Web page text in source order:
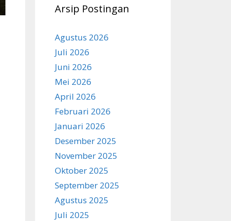
Arsip Postingan
Agustus 2026
Juli 2026
Juni 2026
Mei 2026
April 2026
Februari 2026
Januari 2026
Desember 2025
November 2025
Oktober 2025
September 2025
Agustus 2025
Juli 2025